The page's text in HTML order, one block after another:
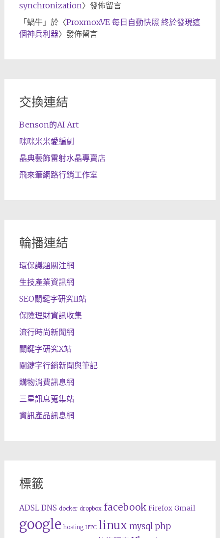
synchronization〉發佈留言
「 蝸牛」於〈ProxmoxVE 每日自動快照 終於發現這
個神兵利器〉發佈留言
交換連結
Benson的AI Art
咪咪米米愛編劇
晶典藝飾雷射水晶專賣店
飛來筆網路行銷工作室
輪播連結
環保議題關注網
生技產業資訊網
SEO關鍵字研究II站
保險理財資訊收集
流行時尚新聞網
關鍵字研究X站
關鍵字行銷新聞與筆記
購物消費訊息網
三星訊息蒐集站
資訊產品訊息網
標籤
ADSL DNS docker dropbox facebook Firefox Gmail
google hosting HTC linux mysql php